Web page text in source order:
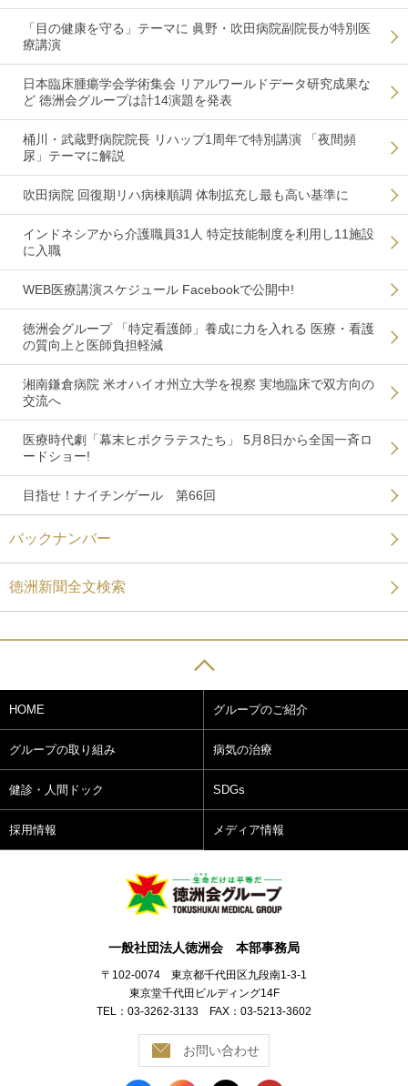
「目の健康を守る」テーマに 眞野・吹田病院副院長が特別医
療講演
日本臨床腫瘍学会学術集会 リアルワールドデータ研究成果な
ど 徳洲会グループは計14演題を発表
桶川・武蔵野病院院長 リハップ1周年で特別講演 「夜間頻
尿」テーマに解説
吹田病院 回復期リハ病棟順調 体制拡充し最も高い基準に
インドネシアから介護職員31人 特定技能制度を利用し11施設
に入職
WEB医療講演スケジュール Facebookで公開中!
徳洲会グループ 「特定看護師」養成に力を入れる 医療・看護
の質向上と医師負担軽減
湘南鎌倉病院 米オハイオ州立大学を視察 実地臨床で双方向の
交流へ
医療時代劇「幕末ヒポクラテスたち」 5月8日から全国一斉ロ
ードショー!
目指せ！ナイチンゲール 第66回
バックナンバー
徳洲新聞全文検索
HOME グループのご紹介
グループの取り組み 病気の治療
健診・人間ドック SDGs
採用情報 メディア情報
一般社団法人徳洲会 本部事務局
〒102-0074 東京都千代田区九段南1-3-1
東京堂千代田ビルディング14F
TEL：03-3262-3133 FAX：03-5213-3602
お問い合わせ